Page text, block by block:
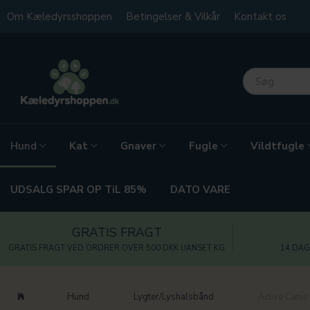
Om Kæledyrsshoppen Betingelser & Vilkår Kontakt os
Hund Kat Gnaver Fugle Vildtfugle
UDSALG SPAR OP TiL 85% DATO VARE
GRATIS FRAGT
GRATIS FRAGT VED ORDRER OVER 500 DKK UANSET KG 14
Hund Lygter/Lyshalsbånd